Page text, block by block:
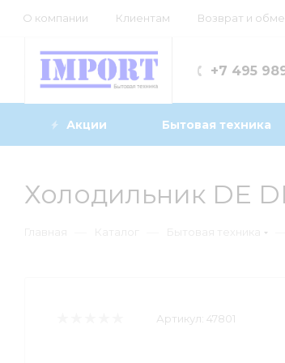
О компании Клиентам Возврат и
+7 495
Акции Бытовая техника
Холодильник DE
Артикул: 47801